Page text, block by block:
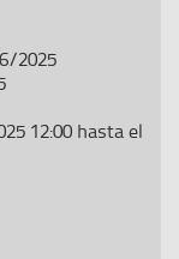
2025
12:00 hasta el